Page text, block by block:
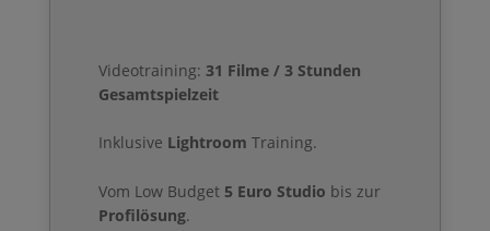
Videotraining: 31 Filme / 3 Stunden
Gesamtspielzeit
Inklusive Lightroom Training.
Vom Low Budget 5 Euro Studio bis zur
Profilösung.